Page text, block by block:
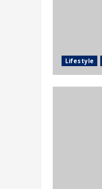
Lifestyle